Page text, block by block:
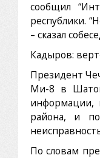
сообщил
республики.
– сказал
Кадыров:
Президент
Ми-8 в
информации,
района, и
По словам